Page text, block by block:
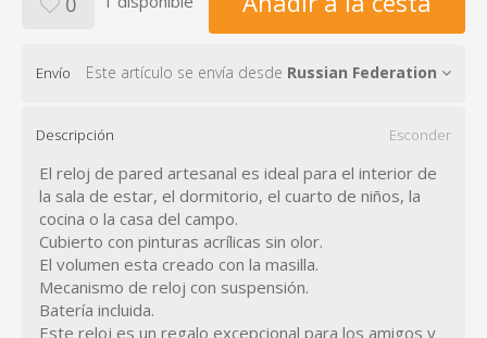
Envío Este artículo se envía desde Russian Federation
Descripción Esconder
El reloj de pared artesanal es ideal para el interior de
la sala de estar, el dormitorio, el cuarto de niños, la
cocina o la casa del campo.
Cubierto con pinturas acrílicas sin olor.
El volumen esta creado con la masilla.
Mecanismo de reloj con suspensión.
Batería incluida.
Este reloj es un regalo excepcional para los amigos y